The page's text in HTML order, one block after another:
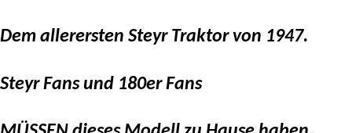
Dem allerersten Steyr Traktor von 1947.
Steyr Fans und 180er Fans